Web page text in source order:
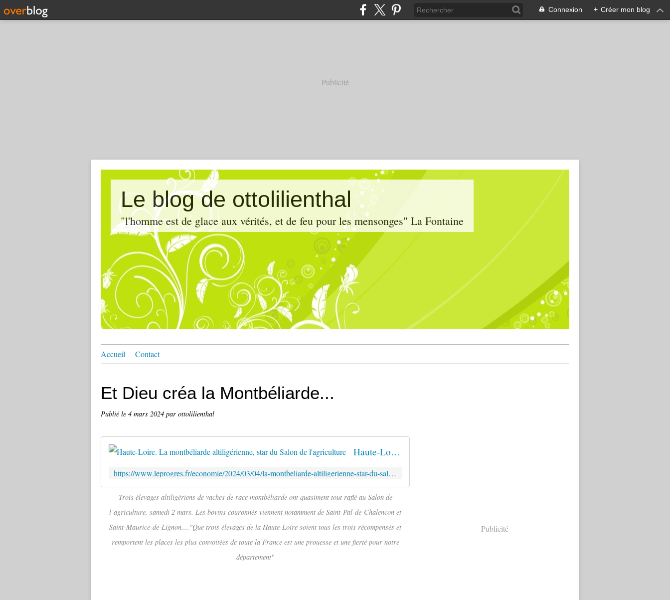
Connexion + Créer mon blog
Publicité
Le blog de ottolilienthal
"l'homme est de glace aux vérités, et de feu pour les mensonges" La Fontaine
Accueil Contact
Et Dieu créa la Montbéliarde...
Publié le 4 mars 2024 par ottolilienthal
Haute-Loire. La montbéliarde altiligérienne, star du Salon de l'agriculture
https://www.leprogres.fr/economie/2024/03/04/la-montbeliarde-altiligerienne-star-du-salon-de-l-agriculture
Trois élevages altiligériens de vaches de race montbéliarde ont quasiment tout raflé au Salon de
l’agriculture, samedi 2 mars. Les bovins couronnés viennent notamment de Saint-Pal-de-Chalencon et
Saint-Maurice-de-Lignon...."Que trois élevages de la Haute-Loire soient tous les trois récompensés et
remportent les places les plus convoitées de toute la France est une prouesse et une fierté pour notre
département"
Publicité